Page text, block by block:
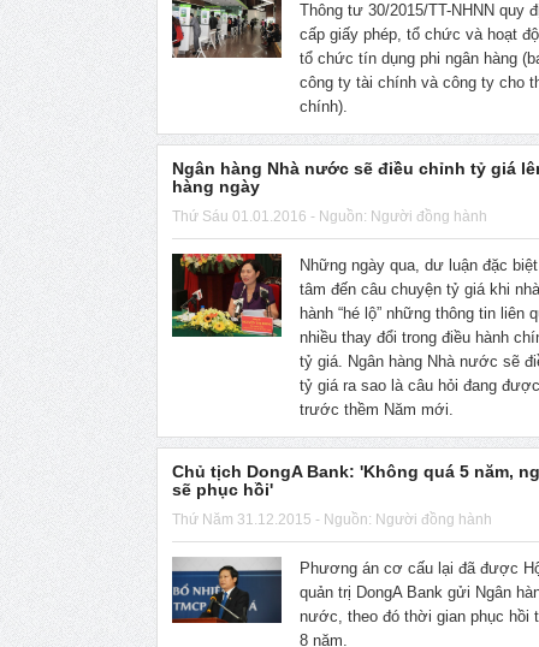
Thông tư 30/2015/TT-NHNN quy
cấp giấy phép, tổ chức và hoạt
tổ chức tín dụng phi ngân hàng
công ty tài chính và công ty cho
chính).
Ngân hàng Nhà nước sẽ điều chỉnh tỷ giá
hàng ngày
Thứ Sáu 01.01.2016 - Nguồn: Người đồng hành
Những ngày qua, dư luận đặc
tâm đến câu chuyện tỷ giá khi
hành “hé lộ” những thông tin liên
nhiều thay đổi trong điều hành
tỷ giá. Ngân hàng Nhà nước sẽ
tỷ giá ra sao là câu hỏi đang
trước thềm Năm mới.
Chủ tịch DongA Bank: 'Không quá 5 năm,
sẽ phục hồi'
Thứ Năm 31.12.2015 - Nguồn: Người đồng hành
Phương án cơ cấu lại đã được
quản trị DongA Bank gửi Ngân
nước, theo đó thời gian phục hồi
8 năm.